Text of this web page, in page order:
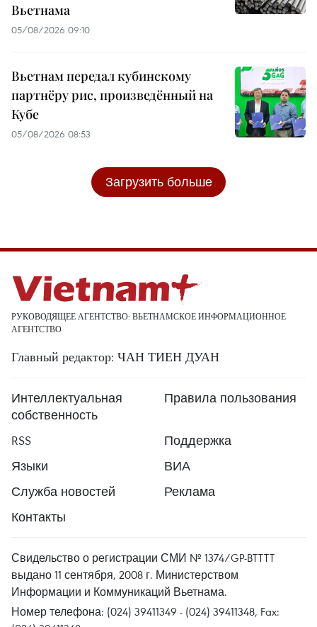
Вьетнама
05/08/2026 09:10
Вьетнам передал кубинскому
партнёру рис, произведённый на
Кубе
05/08/2026 08:53
Загрузить больше
РУКОВОДЯЩЕЕ АГЕНТСТВО: ВЬЕТНАМСКОЕ ИНФОРМАЦИОННОЕ
АГЕНТСТВО
Главный редактор: ЧАН ТИЕН ДУАН
Интеллектуальная
собственность
Правила пользования
RSS
Поддержка
Языки
ВИА
Служба новостей
Реклама
Контакты
Свидельство о регистрации СМИ № 1374/GP-BTTTT
выдано 11 сентября, 2008 г. Министерством
Информации и Коммуникаций Вьетнама.
Номер телефона: (024) 39411349 - (024) 39411348, Fax: